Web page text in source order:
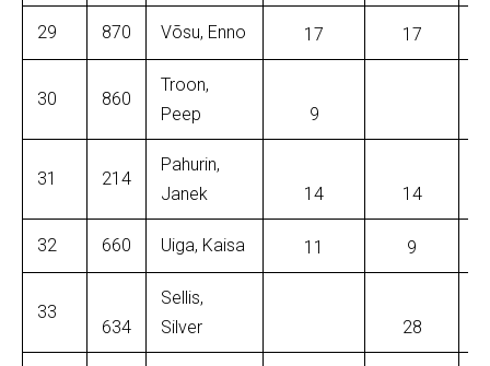
29 870 Võsu, Enno 17 17
30 860
Troon,
Peep
9
31 214
Pahurin,
Janek
14 14
32 660 Uiga, Kaisa 11 9
33
634
Sellis,
Silver
28